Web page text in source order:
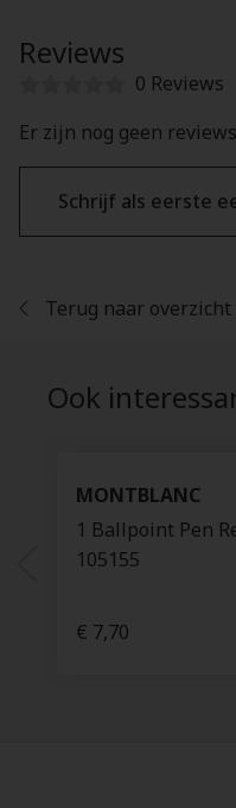
Reviews
0 Reviews
Er zijn nog geen
Schrijf als eerste
Terug naar overzicht
Ook
MONTBLANC
1 Ballpoint Pen
105155
€ 7,70